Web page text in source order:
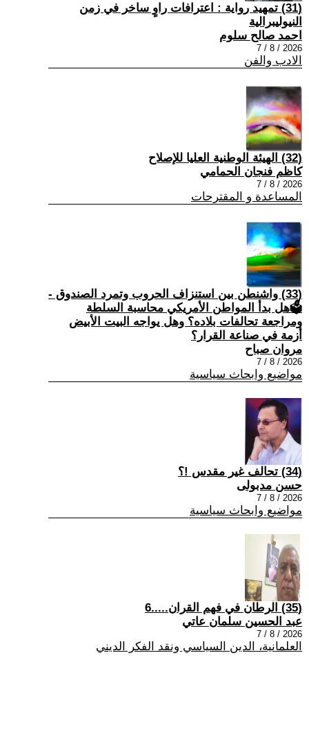
(31) تمهيد رواية : اعترافات راوٍ ساخر في زمن
النيوليبرالية
احمد صالح سلوم
2026 / 8 / 7
الادب والفن
(32) الهيئة الوطنية العليا للإصلاح
كاظم فنجان الحمامي
2026 / 8 / 7
المساعدة و المقترحات
(33) واشنطن بين استنزاف الحروب وتمرد الصندوق -
🗳هل بدأ المواطن الأمريكي محاسبة السلطة
ومراجعة تحالفات بلاده؟ وهل يواجه البيت الأبيض
أزمة في صناعة القرار؟
مروان صباح
2026 / 8 / 7
مواضيع وابحاث سياسية
(34) تحالف غير مقدس !؟
حسن مدبولى
2026 / 8 / 7
مواضيع وابحاث سياسية
(35) الرطان في فهم القران.....6
عبد الحسين سلمان عاتي
2026 / 8 / 7
العلمانية، الدين السياسي ونقد الفكر الديني